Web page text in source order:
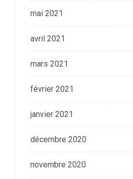
mai 2021
avril 2021
mars 2021
février 2021
janvier 2021
décembre 2020
novembre 2020